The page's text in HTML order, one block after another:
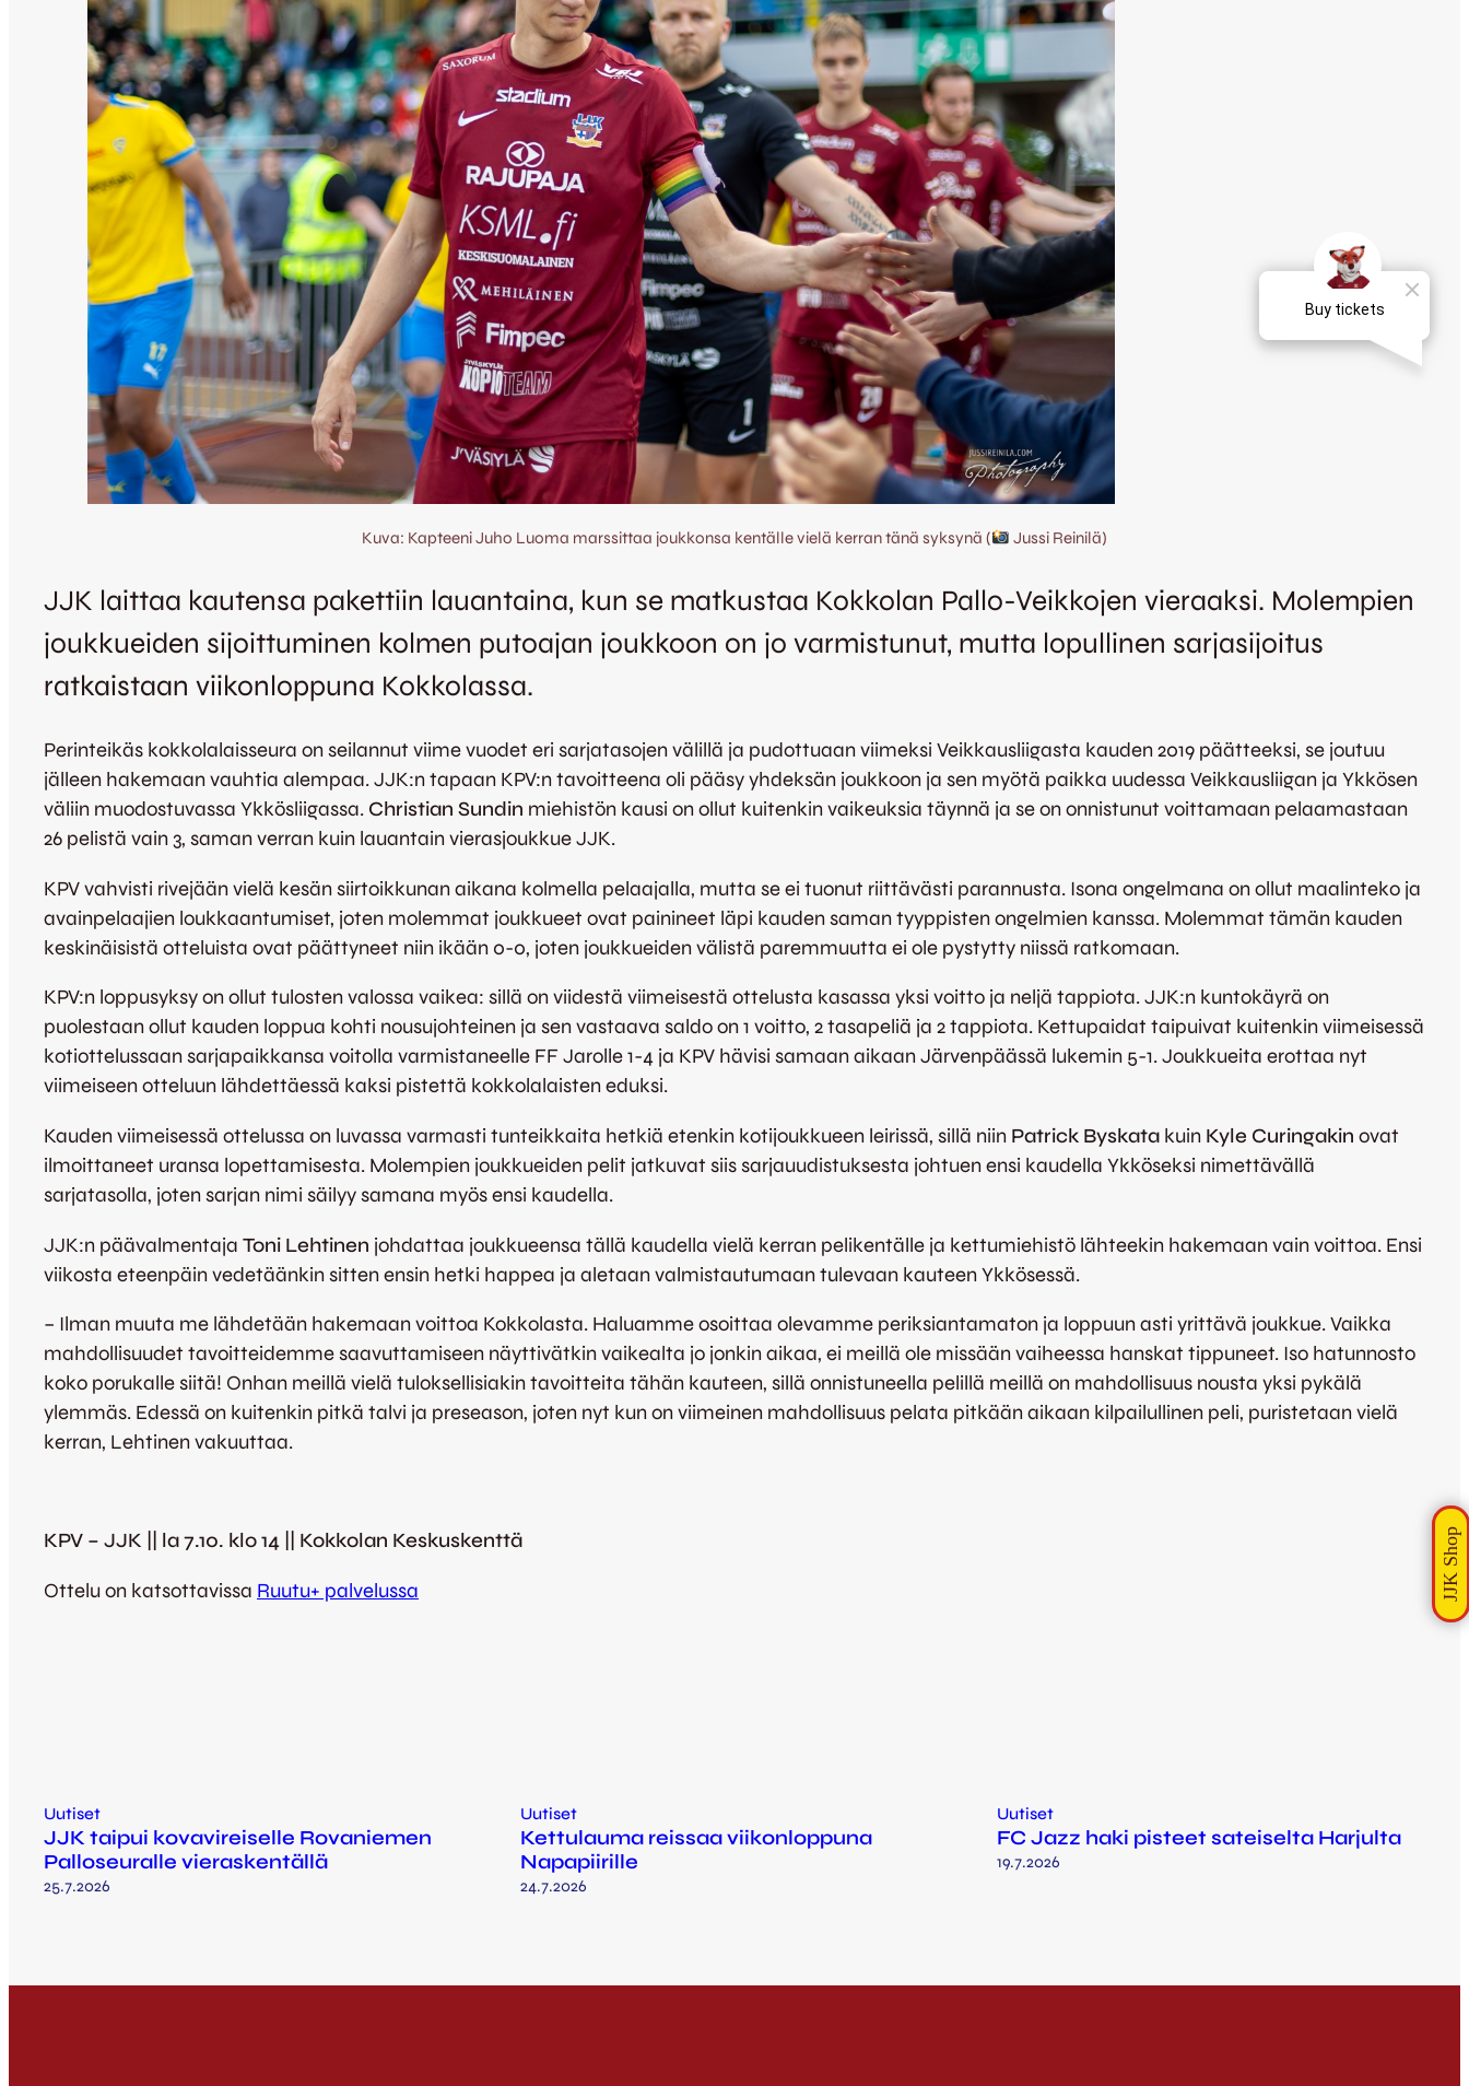
Kuva: Kapteeni Juho Luoma marssittaa joukkonsa kentälle vielä kerran tänä syksynä ( Jussi Reinilä)
JJK laittaa kautensa pakettiin lauantaina, kun se matkustaa Kokkolan Pallo-Veikkojen vieraaksi. Molempien
joukkueiden sijoittuminen kolmen putoajan joukkoon on jo varmistunut, mutta lopullinen sarjasijoitus
ratkaistaan viikonloppuna Kokkolassa.
Perinteikäs kokkolalaisseura on seilannut viime vuodet eri sarjatasojen välillä ja pudottuaan viimeksi Veikkausliigasta kauden 2019 päätteeksi, se joutuu
jälleen hakemaan vauhtia alempaa. JJK:n tapaan KPV:n tavoitteena oli pääsy yhdeksän joukkoon ja sen myötä paikka uudessa Veikkausliigan ja Ykkösen
väliin muodostuvassa Ykkösliigassa. Christian Sundin miehistön kausi on ollut kuitenkin vaikeuksia täynnä ja se on onnistunut voittamaan pelaamastaan
26 pelistä vain 3, saman verran kuin lauantain vierasjoukkue JJK.
KPV vahvisti rivejään vielä kesän siirtoikkunan aikana kolmella pelaajalla, mutta se ei tuonut riittävästi parannusta. Isona ongelmana on ollut maalinteko ja
avainpelaajien loukkaantumiset, joten molemmat joukkueet ovat painineet läpi kauden saman tyyppisten ongelmien kanssa. Molemmat tämän kauden
keskinäisistä otteluista ovat päättyneet niin ikään 0-0, joten joukkueiden välistä paremmuutta ei ole pystytty niissä ratkomaan.
KPV:n loppusyksy on ollut tulosten valossa vaikea: sillä on viidestä viimeisestä ottelusta kasassa yksi voitto ja neljä tappiota. JJK:n kuntokäyrä on
puolestaan ollut kauden loppua kohti nousujohteinen ja sen vastaava saldo on 1 voitto, 2 tasapeliä ja 2 tappiota. Kettupaidat taipuivat kuitenkin viimeisessä
kotiottelussaan sarjapaikkansa voitolla varmistaneelle FF Jarolle 1-4 ja KPV hävisi samaan aikaan Järvenpäässä lukemin 5-1. Joukkueita erottaa nyt
viimeiseen otteluun lähdettäessä kaksi pistettä kokkolalaisten eduksi.
Kauden viimeisessä ottelussa on luvassa varmasti tunteikkaita hetkiä etenkin kotijoukkueen leirissä, sillä niin Patrick Byskata kuin Kyle Curingakin ovat
ilmoittaneet uransa lopettamisesta. Molempien joukkueiden pelit jatkuvat siis sarjauudistuksesta johtuen ensi kaudella Ykköseksi nimettävällä
sarjatasolla, joten sarjan nimi säilyy samana myös ensi kaudella.
JJK:n päävalmentaja Toni Lehtinen johdattaa joukkueensa tällä kaudella vielä kerran pelikentälle ja kettumiehistö lähteekin hakemaan vain voittoa. Ensi
viikosta eteenpäin vedetäänkin sitten ensin hetki happea ja aletaan valmistautumaan tulevaan kauteen Ykkösessä.
– Ilman muuta me lähdetään hakemaan voittoa Kokkolasta. Haluamme osoittaa olevamme periksiantamaton ja loppuun asti yrittävä joukkue. Vaikka
mahdollisuudet tavoitteidemme saavuttamiseen näyttivätkin vaikealta jo jonkin aikaa, ei meillä ole missään vaiheessa hanskat tippuneet. Iso hatunnosto
koko porukalle siitä! Onhan meillä vielä tuloksellisiakin tavoitteita tähän kauteen, sillä onnistuneella pelillä meillä on mahdollisuus nousta yksi pykälä
ylemmäs. Edessä on kuitenkin pitkä talvi ja preseason, joten nyt kun on viimeinen mahdollisuus pelata pitkään aikaan kilpailullinen peli, puristetaan vielä
kerran, Lehtinen vakuuttaa.
KPV – JJK || la 7.10. klo 14 || Kokkolan Keskuskenttä
Ottelu on katsottavissa Ruutu+ palvelussa
Uutiset
JJK taipui kovavireiselle Rovaniemen
Palloseuralle vieraskentällä
25.7.2026
Uutiset
Kettulauma reissaa viikonloppuna
Napapiirille
24.7.2026
Uutiset
FC Jazz haki pisteet sateiselta Harjulta
19.7.2026